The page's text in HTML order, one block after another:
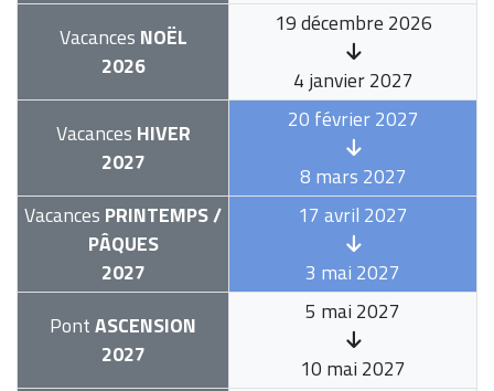
Vacances NOËL
2026
19 décembre 2026
4 janvier 2027
Vacances HIVER
2027
20 février 2027
8 mars 2027
Vacances PRINTEMPS /
PÂQUES
2027
17 avril 2027
3 mai 2027
PontASCENSION
2027
5 mai 2027
10 mai 2027